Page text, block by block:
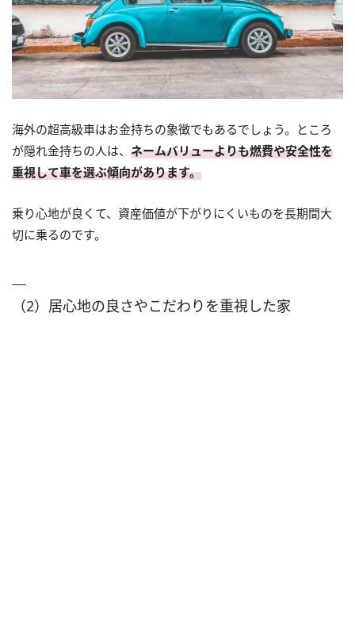
海外の超高級車はお金持ちの象徴でもあるでしょう。ところ
が隠れ金持ちの人は、 ネームバリューよりも燃費や安全性を
重視して車を選ぶ傾向があります。
乗り心地が良くて、資産価値が下がりにくいものを長期間大
切に乗るのです。
（2）居心地の良さやこだわりを重視した家